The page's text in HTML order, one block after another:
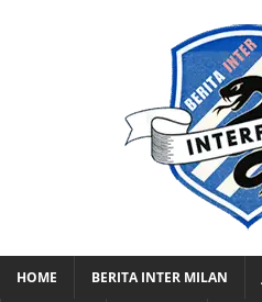
HOME BERITA INTER MILAN